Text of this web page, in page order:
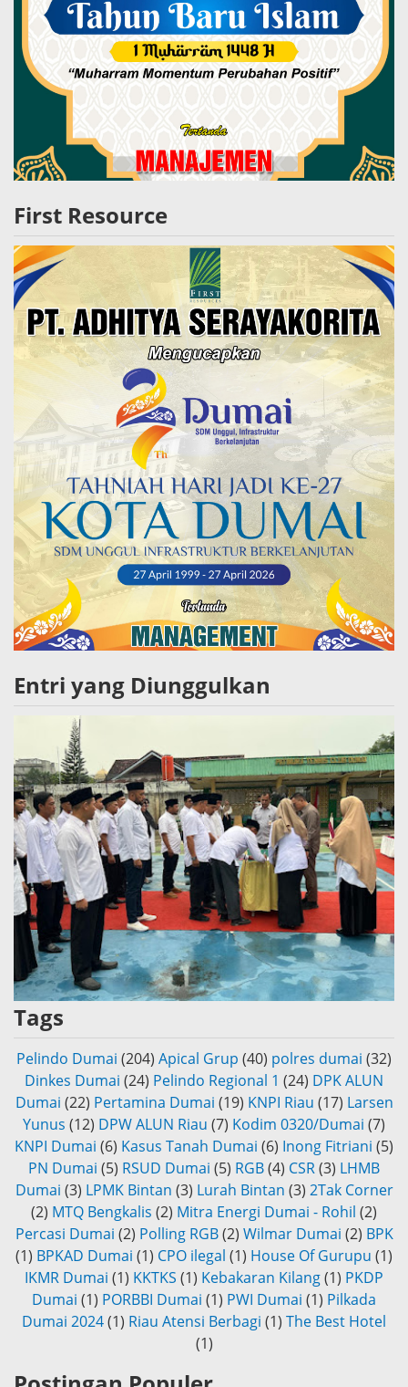
First Resource
Entri yang Diunggulkan
Tags
Pelindo Dumai (204) Apical Grup (40) polres dumai (32)
Dinkes Dumai (24) Pelindo Regional 1 (24) DPK ALUN
Dumai (22) Pertamina Dumai (19) KNPI Riau (17) Larsen
Yunus (12) DPW ALUN Riau (7) Kodim 0320/Dumai (7)
KNPI Dumai (6) Kasus Tanah Dumai (6) Inong Fitriani (5)
PN Dumai (5) RSUD Dumai (5) RGB(4) CSR(3) LHMB
Dumai (3) LPMK Bintan (3) Lurah Bintan (3) 2Tak Corner
(2) MTQ Bengkalis (2) Mitra Energi Dumai - Rohil (2)
Percasi Dumai (2) Polling RGB (2) Wilmar Dumai (2) BPK
(1) BPKAD Dumai (1) CPO ilegal (1) House Of Gurupu (1)
IKMR Dumai (1) KKTKS (1) Kebakaran Kilang(1) PKDP
Dumai (1) PORBBI Dumai (1) PWI Dumai (1) Pilkada
Dumai 2024(1) Riau Atensi Berbagi (1) The Best Hotel
(1)